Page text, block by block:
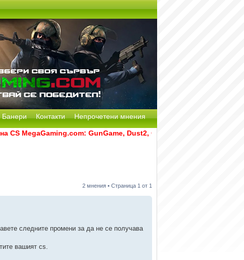
Банери Контакти Непрочетени мнения
MegaGaming.com: GunGame, Dust2, CS:GO Remake [Multi-Mod]
2 мнения • Страница 1 от 1
следните промени за да не се получава
вашият cs.